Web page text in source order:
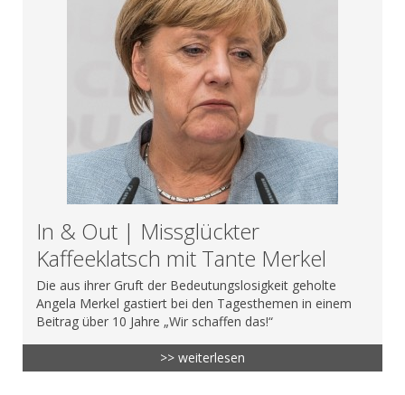
In & Out | Missglückter
Kaffeeklatsch mit Tante Merkel
Die aus ihrer Gruft der Bedeutungslosigkeit geholte
Angela Merkel gastiert bei den Tagesthemen in einem
Beitrag über 10 Jahre „Wir schaffen das!“
>> weiterlesen